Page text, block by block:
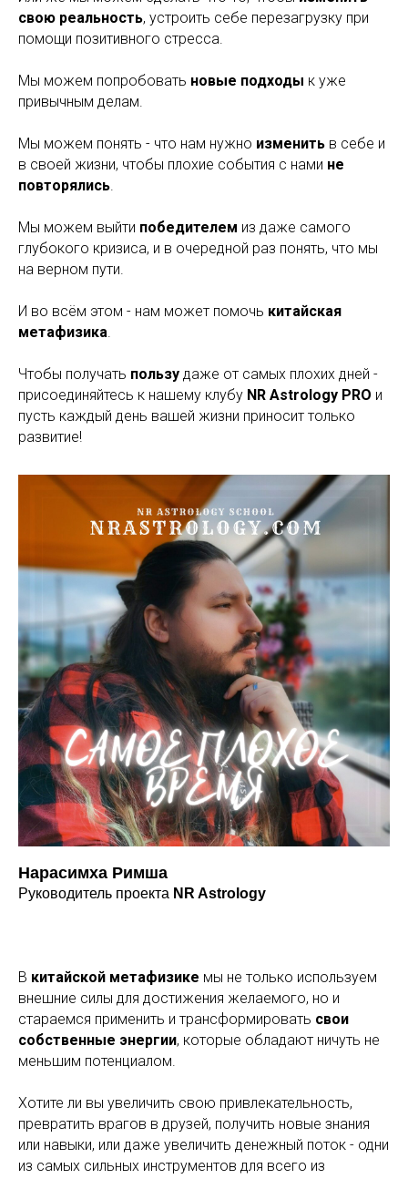
свою реальность, устроить себе перезагрузку при
помощи позитивного стресса.
Мы можем попробовать новые подходы к уже
привычным делам.
Мы можем понять - что нам нужно изменить в себе и
в своей жизни, чтобы плохие события с нами не
повторялись.
Мы можем выйти победителем из даже самого
глубокого кризиса, и в очередной раз понять, что мы
на верном пути.
И во всём этом - нам может помочь китайская
метафизика.
Чтобы получать пользу даже от самых плохих дней -
присоединяйтесь к нашему клубу NR Astrology PRO и
пусть каждый день вашей жизни приносит только
развитие!
Нарасимха Римша
Руководитель проекта NR Astrology
В китайской метафизике мы не только используем
внешние силы для достижения желаемого, но и
стараемся применить и трансформировать свои
собственные энергии, которые обладают ничуть не
меньшим потенциалом.
Хотите ли вы увеличить свою привлекательность,
превратить врагов в друзей, получить новые знания
или навыки, или даже увеличить денежный поток - одни
из самых сильных инструментов для всего из